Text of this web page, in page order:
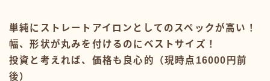
単純にストレートアイロンとしてのスペックが高い！
幅、形状が丸みを付けるのにベストサイズ！
投資と考えれば、価格も良心的（現時点16000円前
後）